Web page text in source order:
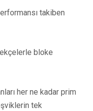
takiben
bloke
her ne kadar prim
tek